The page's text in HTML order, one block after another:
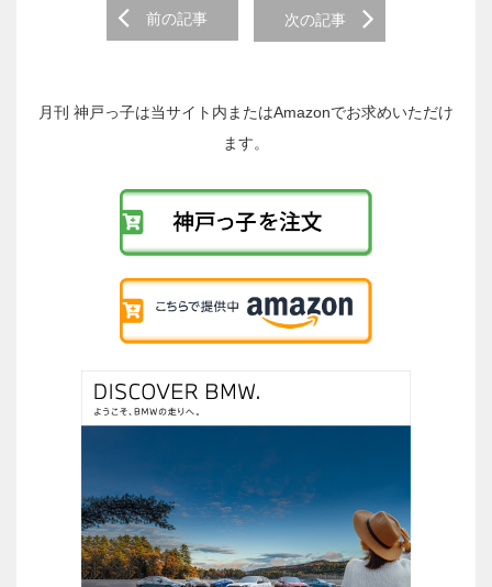
稿
前の記事 次の記事
月刊 神戸っ子は当サイト内またはAmazonでお求めいただけ
ます。